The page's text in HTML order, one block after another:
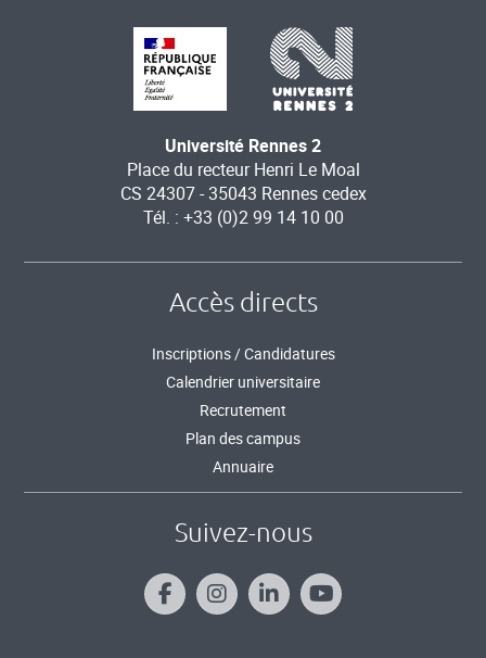
Université Rennes 2
Place du recteur Henri Le Moal
CS 24307 - 35043 Rennes cedex
Tél. : +33 (0)2 99 14 10 00
Accès directs
Inscriptions / Candidatures
Calendrier universitaire
Recrutement
Plan des campus
Annuaire
Suivez-nous